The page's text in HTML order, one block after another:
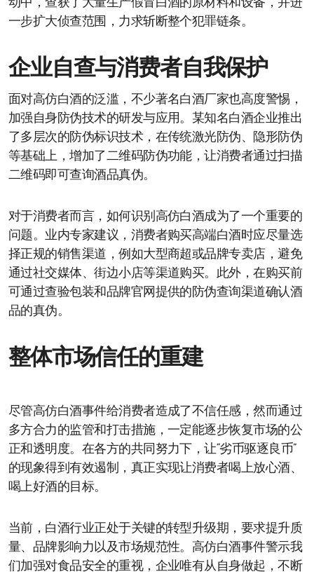
动中，查获了大量生产假冒白酒的原材料和设备，并进
一步扩大侦查范围，力求斩断整个犯罪链条。
企业自查与消费者自我保护
面对高仿白酒的泛滥，不少著名白酒厂家也高度警惕，
加强自身防伪技术的研发与应用。某知名白酒企业推出
了多层次的防伪标识技术，在传统激光防伪、隐形防伪
等基础上，增加了二维码防伪功能，让消费者通过扫描
二维码即可查询酒品真伪。
对于消费者而言，如何识别高仿白酒成为了一个重要的
问题。业内专家建议，消费者购买高端白酒时应尽量选
择正规的销售渠道，例如大型商超或品牌专卖店，避免
通过社交媒体、街边小店等渠道购买。此外，在购买前
可通过查验包装和品牌官网提供的防伪查询渠道确认酒
品的真伪。
整体市场信任的重建
尽管高仿白酒事件给消费者造成了不信任感，然而通过
多方合力的监管和打击措施，一定能逐步恢复市场的公
正和透明度。在各方的共同努力下，让“劣币驱逐良币”
的现象得到有效遏制，真正实现让消费者喝上放心酒、
喝上好酒的目标。
当前，白酒行业正处于关键的转型升级期，要求提升质
量、品牌影响力以及市场规范性。高仿白酒事件警示我
们加强对食品安全的重视，企业唯有从自身做起，不断